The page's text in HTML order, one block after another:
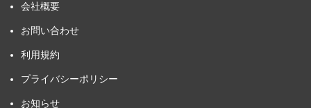
会社概要
お問い合わせ
利用規約
プライバシーポリシー
お知らせ